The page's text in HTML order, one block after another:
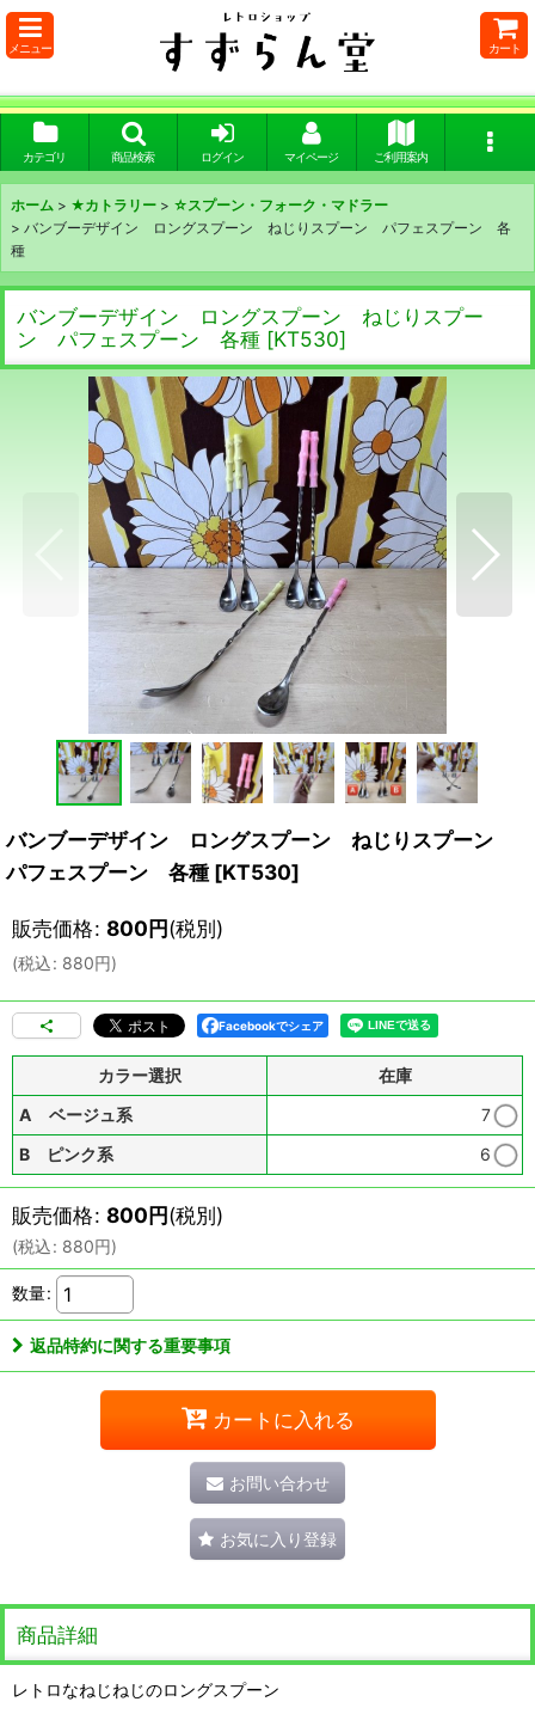
メニュー カート
カテゴリ 商品検索 ログイン マイページ ご利用案内
ホーム > ★カトラリー > ☆スプーン・フォーク・マドラー
> バンブーデザイン ロングスプーン ねじりスプーン パフェスプーン 各
種
バンブーデザイン ロングスプーン ねじりスプー
ン パフェスプーン 各種 [KT530]
バンブーデザイン ロングスプーン ねじりスプーン
パフェスプーン 各種 [KT530]
販売価格: 800円(税別)
(税込: 880円)
Facebookでシェア
カラー選択
在庫
A ベージュ系
7
B ピンク系
6
販売価格: 800円(税別)
(税込: 880円)
数量:
返品特約に関する重要事項
カートに入れる
お問い合わせ
お気に入り登録
商品詳細
レトロなねじねじのロングスプーン